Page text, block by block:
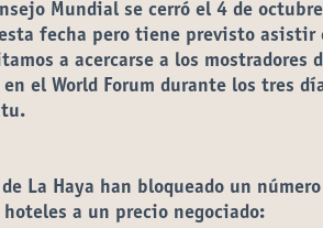
Mundial se cerró el 4 de
fecha pero tiene previsto asistir
a acercarse a los mostradores
el World Forum durante los tres
La Haya han bloqueado un
a un precio negociado: